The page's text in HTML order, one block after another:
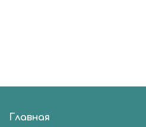
Главная